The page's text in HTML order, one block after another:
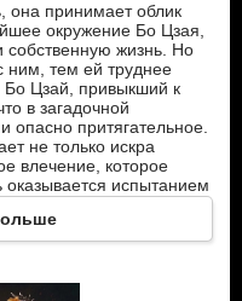
она принимает облик
окружение Бо Цзая,
собственную жизнь. Но
ним, тем ей труднее
Бо Цзай, привыкший к
в загадочной
опасно притягательное.
не только искра
влечение, которое
испытанием
и тайны, которые
зарождаться.